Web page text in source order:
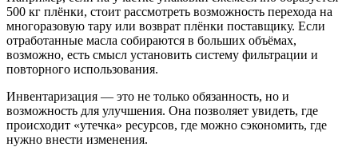
500 кг плёнки, стоит рассмотреть возможность перехода на
многоразовую тару или возврат плёнки поставщику. Если
отработанные масла собираются в больших объёмах,
возможно, есть смысл установить систему фильтрации и
повторного использования.
Инвентаризация — это не только обязанность, но и
возможность для улучшения. Она позволяет увидеть, где
происходит «утечка» ресурсов, где можно сэкономить, где
нужно внести изменения.